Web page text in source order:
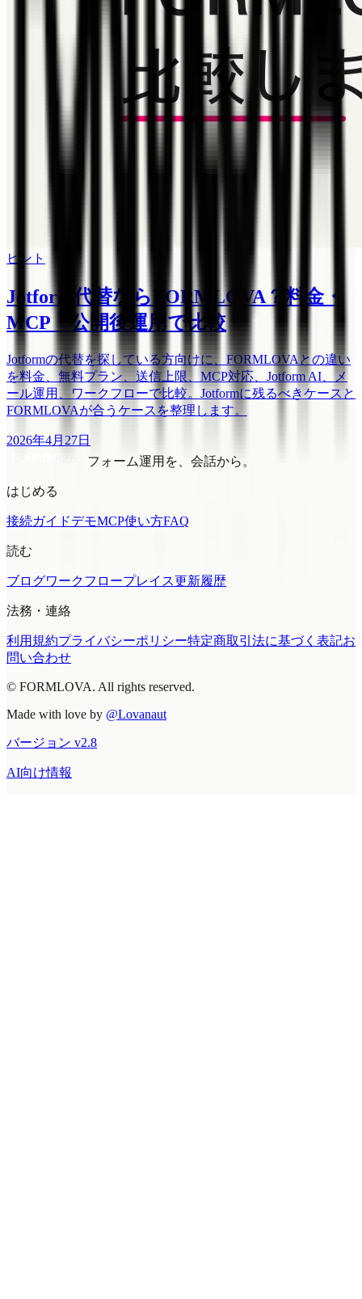
ヒント
Jotform代替ならFORMLOVA？料金・
MCP・公開後運用で比較
Jotformの代替を探している方向けに、FORMLOVAとの違い
を料金、無料プラン、送信上限、MCP対応、Jotform AI、メ
ール運用、ワークフローで比較。Jotformに残るべきケースと
FORMLOVAが合うケースを整理します。
2026年4月27日
フォーム運用を、会話から。
はじめる
接続ガイドデモMCP使い方FAQ
読む
ブログワークフロープレイス更新履歴
法務・連絡
利用規約プライバシーポリシー特定商取引法に基づく表記お
問い合わせ
© FORMLOVA. All rights reserved.
Made with love by @Lovanaut
バージョン v2.8
AI向け情報